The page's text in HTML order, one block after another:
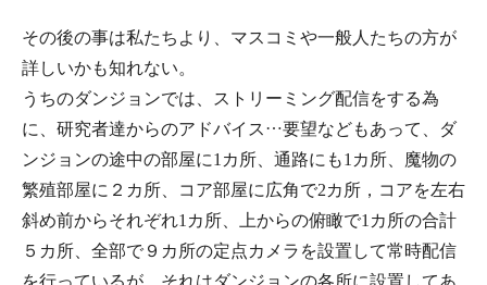
その後の事は私たちより、マスコミや一般人たちの方が
詳しいかも知れない。
うちのダンジョンでは、ストリーミング配信をする為
に、研究者達からのアドバイス…要望などもあって、ダ
ンジョンの途中の部屋に1カ所、通路にも1カ所、魔物の
繁殖部屋に２カ所、コア部屋に広角で2カ所，コアを左右
斜め前からそれぞれ1カ所、上からの俯瞰で1カ所の合計
５カ所、全部で９カ所の定点カメラを設置して常時配信
を行っているが、それはダンジョンの各所に設置してあ